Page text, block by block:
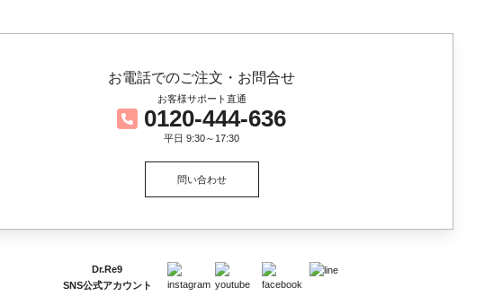
お電話でのご注文・お問合せ
お客様サポート直通
0120-444-636
平日 9:30～17:30
問い合わせ
Dr.Re9
SNS公式アカウント